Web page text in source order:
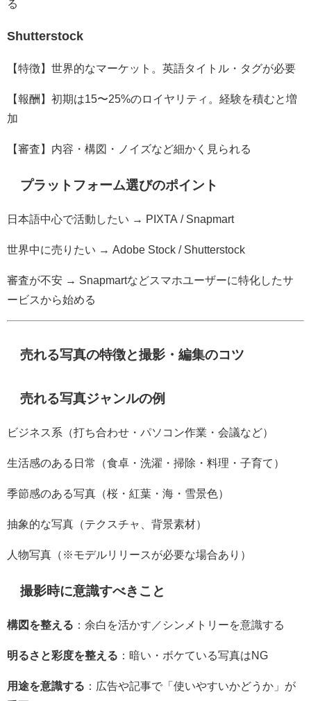
る
Shutterstock
【特徴】世界的なマーケット。英語タイトル・タグが必要
【報酬】初期は15〜25%のロイヤリティ。経験を積むと増
加
【審査】内容・構図・ノイズなど細かく見られる
プラットフォーム選びのポイント
日本語中心で活動したい → PIXTA / Snapmart
世界中に売りたい → Adobe Stock / Shutterstock
審査が不安 → Snapmartなどスマホユーザーに特化したサ
ービスから始める
売れる写真の特徴と撮影・編集のコツ
売れる写真ジャンルの例
ビジネス系（打ち合わせ・パソコン作業・会議など）
生活感のある日常（食卓・洗濯・掃除・料理・子育て）
季節感のある写真（桜・紅葉・海・雪景色）
抽象的な写真（テクスチャ、背景素材）
人物写真（※モデルリリースが必要な場合あり）
撮影時に意識すべきこと
構図を整える ：余白を活かす／シンメトリーを意識する
明るさと彩度を整える ：暗い・ボケている写真はNG
用途を意識する ：広告や記事で「使いやすいかどうか」が